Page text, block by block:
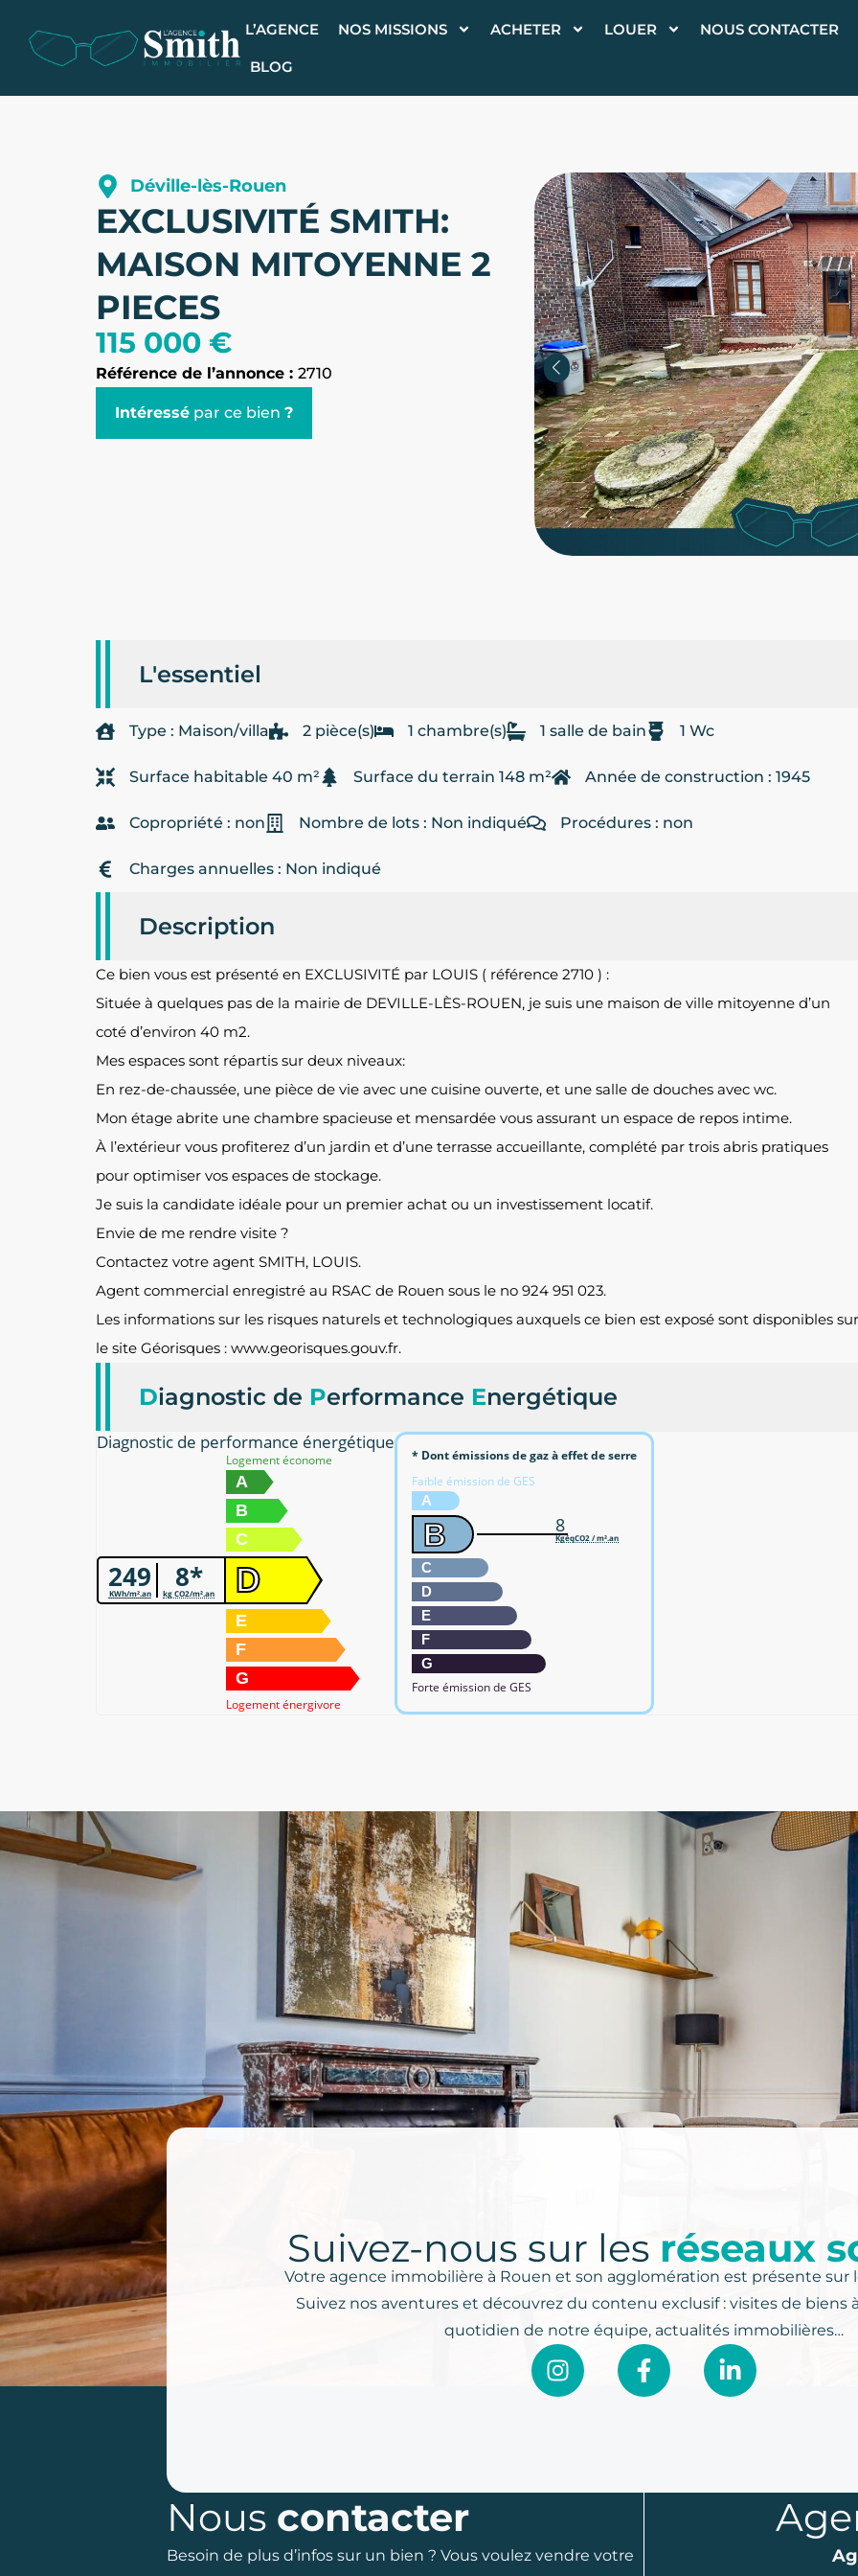
L’AGENCE NOS MISSIONS ACHETER LOUER NOUS CONTACTER
BLOG
Déville-lès-Rouen
EXCLUSIVITÉ SMITH:
MAISON MITOYENNE 2
PIECES
115 000 €
Référence de l’annonce : 2710
Intéressé par ce bien ?
L'essentiel
Type : Maison/villa 2 pièce(s) 1 chambre(s) 1 salle de bain 1 Wc
Surface habitable 40 m² Surface du terrain 148 m² Année de construction : 1945
Copropriété : non Nombre de lots : Non indiqué Procédures : non
Charges annuelles : Non indiqué
Description
Ce bien vous est présenté en EXCLUSIVITÉ par LOUIS ( référence 2710 ) :
Située à quelques pas de la mairie de DEVILLE-LÈS-ROUEN, je suis une maison de ville mitoyenne d’un
coté d’environ 40 m2.
Mes espaces sont répartis sur deux niveaux:
En rez-de-chaussée, une pièce de vie avec une cuisine ouverte, et une salle de douches avec wc.
Mon étage abrite une chambre spacieuse et mensardée vous assurant un espace de repos intime.
À l’extérieur vous profiterez d’un jardin et d’une terrasse accueillante, complété par trois abris pratiques
pour optimiser vos espaces de stockage.
Je suis la candidate idéale pour un premier achat ou un investissement locatif.
Envie de me rendre visite ?
Contactez votre agent SMITH, LOUIS.
Agent commercial enregistré au RSAC de Rouen sous le no 924 951 023.
Les informations sur les risques naturels et technologiques auxquels ce bien est exposé sont disponibles sur
le site Géorisques : www.georisques.gouv.fr.
Diagnostic de Performance Energétique
Diagnostic de performance énergétique
249
KWh/m².an 8*
kg CO2/m².an
Logement économe
A
B
C
D
E
F
G
Logement énergivore
* Dont émissions de gaz à effet de serre
Faible émission de GES
A
B
C
D
E
F
G
Forte émission de GES
8
KgéqCO2 / m².an
Suivez-nous sur les réseaux
Votre agence immobilière à Rouen et son agglomération est présente sur
Suivez nos aventures et découvrez du contenu exclusif : visites de biens
quotidien de notre équipe, actualités immobilières…
Nous contacter
Besoin de plus d’infos sur un bien ? Vous voulez vendre votre